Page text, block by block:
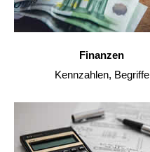
Finanzen
Kennzahlen, Begriffe